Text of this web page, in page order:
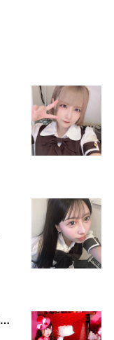
【告知】8月13日(木)・9月22日(火祝)・10月10日(土)ゲスト まいかさん🍓